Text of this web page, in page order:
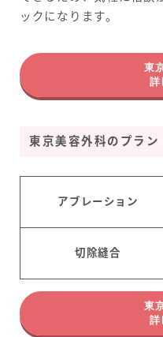
ックになります。
東
詳
東京美容外科のプラン
アブレーション
切除縫合
東
詳